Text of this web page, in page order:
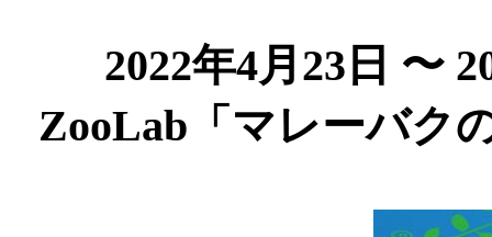
2022年4月23日 〜
ZooLab「マレーバク